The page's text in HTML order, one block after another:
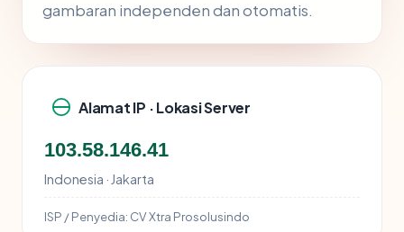
gambaran independen dan otomatis.
Alamat IP · Lokasi Server
103.58.146.41
Indonesia · Jakarta
ISP / Penyedia: CV Xtra Prosolusindo